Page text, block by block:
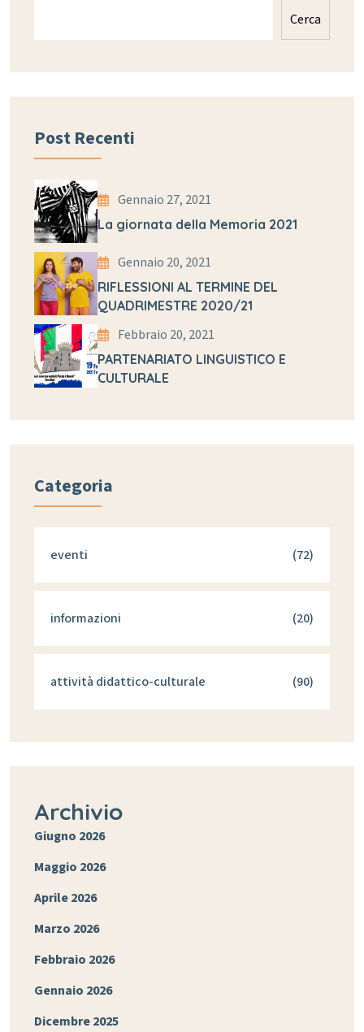
Cerca
Post Recenti
Gennaio 27, 2021
La giornata della Memoria 2021
Gennaio 20, 2021
RIFLESSIONI AL TERMINE DEL
QUADRIMESTRE 2020/21
Febbraio 20, 2021
PARTENARIATO LINGUISTICO E
CULTURALE
Categoria
eventi (72)
informazioni (20)
attività didattico-culturale (90)
Archivio
Giugno 2026
Maggio 2026
Aprile 2026
Marzo 2026
Febbraio 2026
Gennaio 2026
Dicembre 2025